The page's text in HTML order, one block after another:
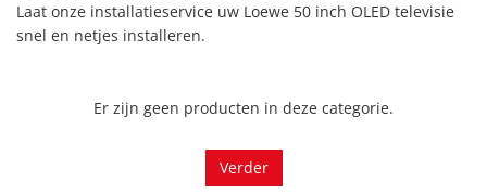
Laat onze installatieservice uw Loewe 50 inch OLED televisie
snel en netjes installeren.
Er zijn geen producten in deze categorie.
Verder